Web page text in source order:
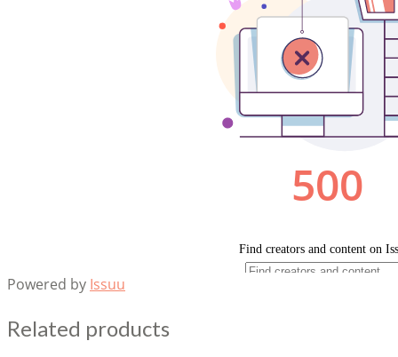
Powered by Issuu
Related products